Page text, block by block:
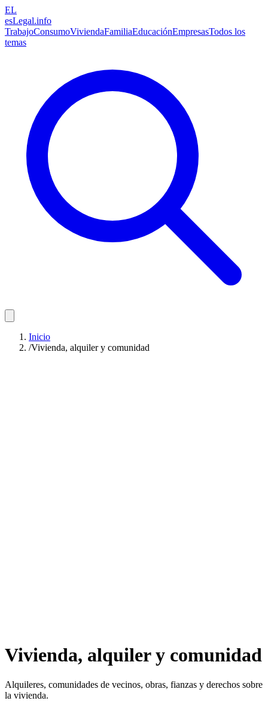
EL
esLegal.info
TrabajoConsumoViviendaFamiliaEducaciónEmpresasTodos los
temas
Inicio
/Vivienda, alquiler y comunidad
Vivienda, alquiler y comunidad
Alquileres, comunidades de vecinos, obras, fianzas y derechos sobre
la vivienda.